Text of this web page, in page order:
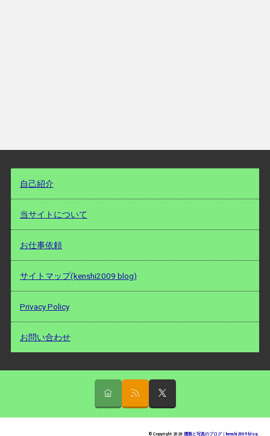
自己紹介
当サイトについて
お仕事依頼
サイトマップ(kenshi2009 blog)
Privacy Policy
お問い合わせ
© Copyright 2026燻製と写真のブログ｜kenshi2009 blog.